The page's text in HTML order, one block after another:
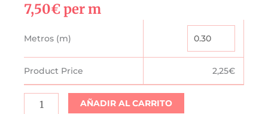
7,50€per m
Metros (m)
Product Price 2,25€
Hojas
Grandes
cantidad
AÑADIR AL CARRITO